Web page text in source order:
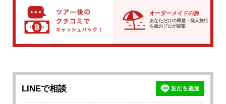
オーダーメイドの旅
あなただけの周遊・個人旅行
を旅のプロが提案
LINEで相談